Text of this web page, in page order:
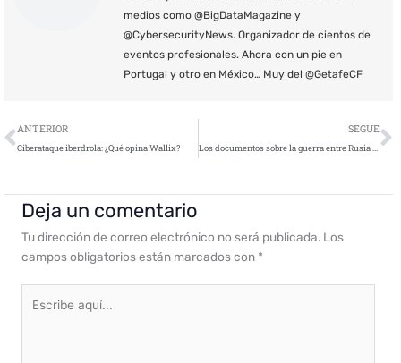
medios como @BigDataMagazine y
@CybersecurityNews. Organizador de cientos de
eventos profesionales. Ahora con un pie en
Portugal y otro en México… Muy del @GetafeCF
Ant
ANTERIOR
Ciberataque iberdrola: ¿Qué opina Wallix?
SEGUE
Los documentos sobre la guerra entre Rusia y Ucrania se convierten en un señuelo para el ciberespionaje￼
Deja un comentario
Tu dirección de correo electrónico no será publicada. Los
campos obligatorios están marcados con *
aquí...